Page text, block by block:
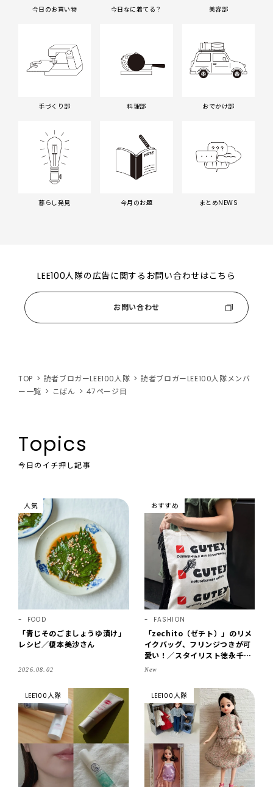
今日のお買い物 今日なに着てる？ 美容部
手づくり部 料理部 おでかけ部
暮らし発見 今月のお題 まとめNEWS
LEE100人隊の広告に関するお問い合わせはこちら
お問い合わせ
TOP 読者ブロガーLEE100人隊
読者ブロガーLEE100人隊メンバ
ー一覧
こばん 47ページ目
Topics
今日のイチ押し記事
人気
FOOD
「青じそのごましょうゆ漬け」
レシピ／榎本美沙さん
2026.08.02
おすすめ
FASHION
「zechito（ゼチト）」のリメ
イクバッグ、フリンジつきが可
愛い！／スタイリスト徳永千夏
さん【おやこども名品】
New
LEE100人隊 LEE100人隊